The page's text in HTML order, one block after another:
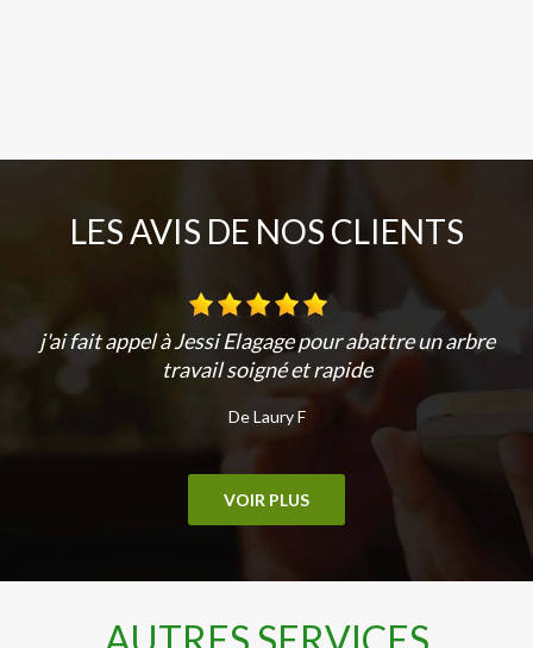
LES AVIS DE NOS CLIENTS
j'ai fait appel à Jessi Elagage pour abattre un arbre
travail soigné et rapide
De Laury F
VOIR PLUS